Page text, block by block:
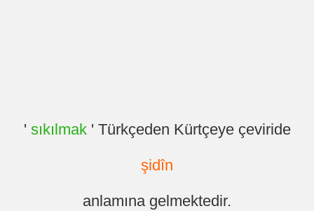
' sıkılmak' Türkçeden Kürtçeye çeviride
şidîn
anlamına gelmektedir.